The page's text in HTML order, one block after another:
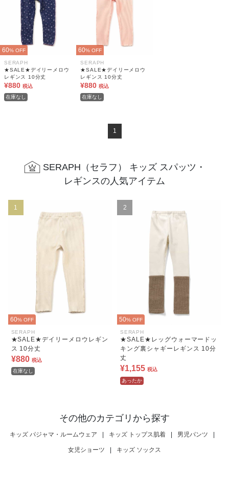
60% OFF
SERAPH
★SALE★デイリーメロウ
レギンス 10分丈
¥880 税込
在庫なし
60% OFF
SERAPH
★SALE★デイリーメロウ
レギンス 10分丈
¥880 税込
在庫なし
1
SERAPH（セラフ） キッズ スパッツ・
レギンスの人気アイテム
1
60% OFF
SERAPH
★SALE★デイリーメロウレギン
ス 10分丈
¥880 税込
在庫なし
2
50% OFF
SERAPH
★SALE★レッグウォーマードッ
キング裏シャギーレギンス 10分
丈
¥1,155 税込
あったか
その他のカテゴリから探す
キッズ パジャマ・ルームウェア キッズ トップス肌着 男児パンツ
女児ショーツ キッズ ソックス